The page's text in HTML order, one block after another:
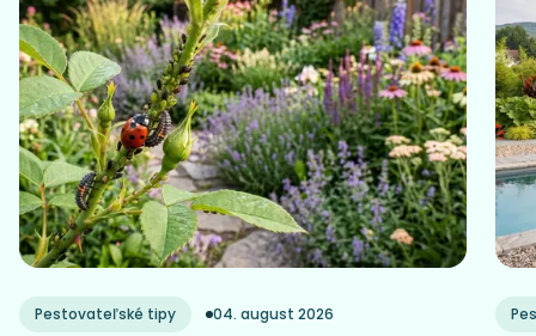
Pestovateľské tipy 04. august 2026